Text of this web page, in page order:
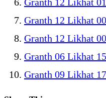
Granth 12 Likhat
Granth 12 Likhat
Granth 06 Likhat
Granth 09 Likhat